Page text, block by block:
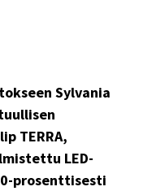
Sylvania
TERRA,
LED-
prosenttisesti